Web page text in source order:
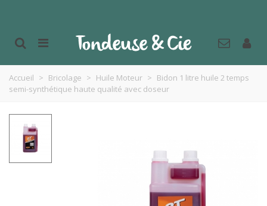
Accueil > Bricolage > Huile Moteur > Bidon 1 litre huile 2 temps
semi-synthétique haute qualité avec doseur